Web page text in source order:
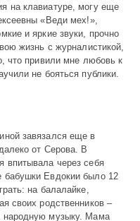
на клавиатуре, могу еще
«Веди мех!»,
и яркие звуки, прочно
жизнь с журналистикой,
что привили мне любовь к
не бояться публики.
завязался еще в
от Серова. В
впитывала через себя
бабушки Евдокии было 12
на балалайке,
своих родственников –
народную музыку. Мама